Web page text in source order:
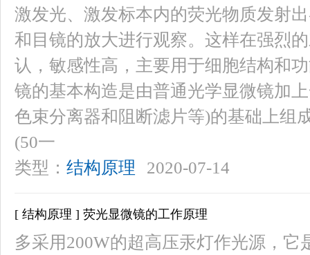
激发光、激发标本内的荧光物质发射
和目镜的放大进行观察。这样在强烈
认，敏感性高，主要用于细胞结构和
镜的基本构造是由普通光学显微镜加
色束分离器和阻断滤片等)的基础上
(50一
类型： 结构原理 2020-07-14
[ 结构原理 ] 荧光显微镜的工作原理
多采用200W的超高压汞灯作光源，